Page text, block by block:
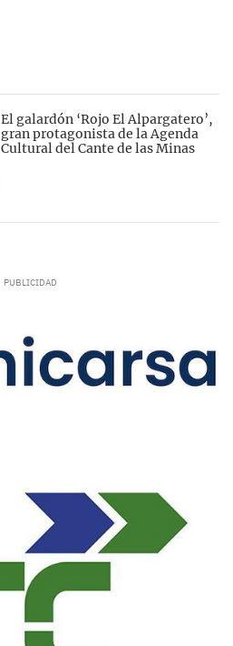
El galardón ‘Rojo El Alpargatero’,
gran protagonista de la Agenda
Cultural del Cante de las Minas